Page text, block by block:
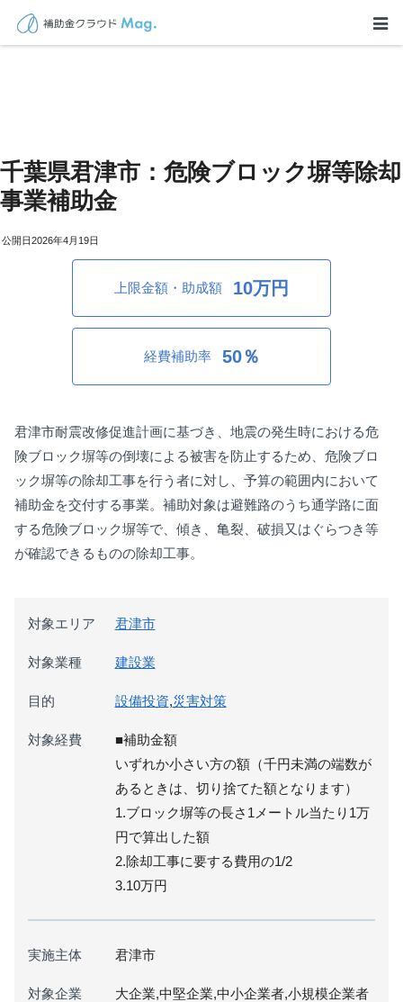
千葉県君津市：危険ブロック塀等除却
事業補助金
2026年4月19日
上限金額・助成額 10万円
経費補助率 50％
君津市耐震改修促進計画に基づき、地震の発生時における危
険ブロック塀等の倒壊による被害を防止するため、危険ブロ
ック塀等の除却工事を行う者に対し、予算の範囲内において
補助金を交付する事業。補助対象は避難路のうち通学路に面
する危険ブロック塀等で、傾き、亀裂、破損又はぐらつき等
が確認できるものの除却工事。
対象エリア 君津市
対象業種 建設業
目的 設備投資,災害対策
対象経費
■補助金額
いずれか小さい方の額（千円未満の端数が
あるときは、切り捨てた額となります）
1.ブロック塀等の長さ1メートル当たり1万
円で算出した額
2.除却工事に要する費用の1/2
3.10万円
実施主体 君津市
対象企業 大企業,中堅企業,中小企業者,小規模企業者